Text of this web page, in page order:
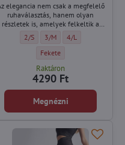
20/60 DEN Marilyn - Méret:
B11 20/60 DEN Marilyn - Méret:
ZAZU B11 20/60 DEN Marilyn -
B11 20/60 DEN Marilyn - Szín:
elegancia nem csak a megfelelő
ruhaválasztás, hanem olyan
részletek is, amelyek felkeltik a
kölcsönöznek bármilyen stílusnak.
Harisnya csillogó csíkokkal a
2/S Harisnya csillogó
3/M Harisnya csillogó
4/L
Harisnya csillogó csíkokkal
Fekete
Raktáron
4290 Ft
Megnézni